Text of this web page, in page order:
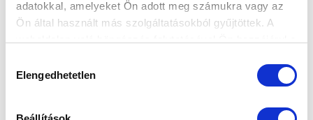
adatokkal, amelyeket Ön adott meg számukra vagy az
Ön által használt más szolgáltatásokból gyűjtöttek. A
kiválasztása
Elengedhetetlen